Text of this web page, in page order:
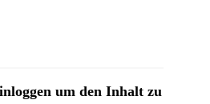
um den Inhalt zu